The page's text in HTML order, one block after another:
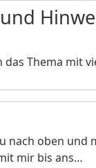
das Thema mit
nach oben
mir bis ans…